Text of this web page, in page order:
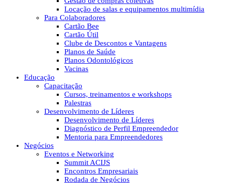
Locação de salas e equipamentos multimídia
Para Colaboradores
Cartão Bee
Cartão Útil
Clube de Descontos e Vantagens
Planos de Saúde
Planos Odontológicos
Vacinas
Educação
Capacitação
Cursos, treinamentos e workshops
Palestras
Desenvolvimento de Líderes
Desenvolvimento de Líderes
Diagnóstico de Perfil Empreendedor
Mentoria para Empreendedores
Negócios
Eventos e Networking
Summit ACIJS
Encontros Empresariais
Rodada de Negócios